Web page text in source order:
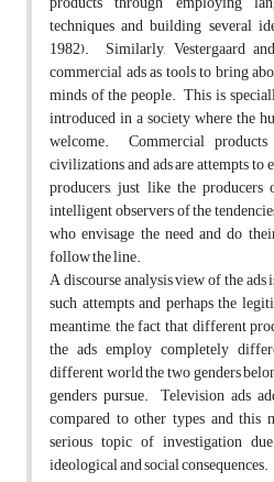
techniques and building several
1982). Similarly, Vestergaard
commercial ads as tools to bring
minds of the people. This is
introduced in a society where the
welcome. Commercial
civilizations and ads are attempts
producers, just like the
intelligent observers of the
who envisage the need and do
follow the line.
A discourse analysis view of the
such attempts and perhaps the
meantime, the fact that different
the ads employ completely
different world the two genders
genders pursue. Television ads
compared to other types and this
serious topic of investigation
ideological and social consequences.